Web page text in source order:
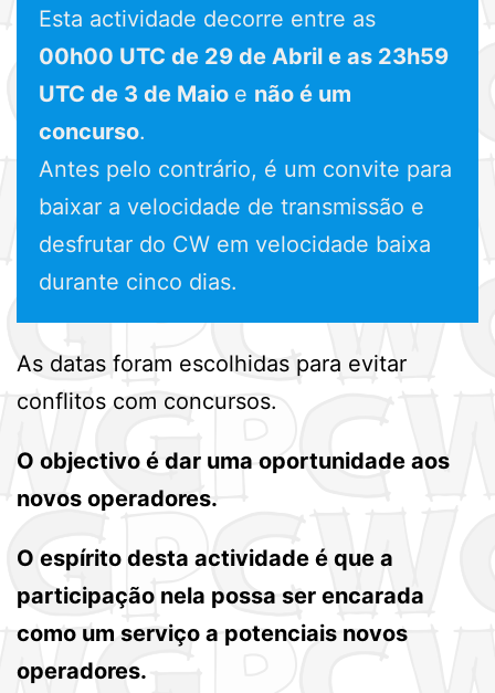
Esta actividade decorre entre as
00h00 UTC de 29 de Abril e as 23h59
UTC de 3 de Maio e não é um
concurso.
Antes pelo contrário, é um convite para
baixar a velocidade de transmissão e
desfrutar do CW em velocidade baixa
durante cinco dias.
As datas foram escolhidas para evitar
conflitos com concursos.
O objectivo é dar uma oportunidade aos
novos operadores.
O espírito desta actividade é que a
participação nela possa ser encarada
como um serviço a potenciais novos
operadores.